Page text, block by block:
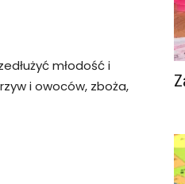
młodość i
i owoców, zboża,